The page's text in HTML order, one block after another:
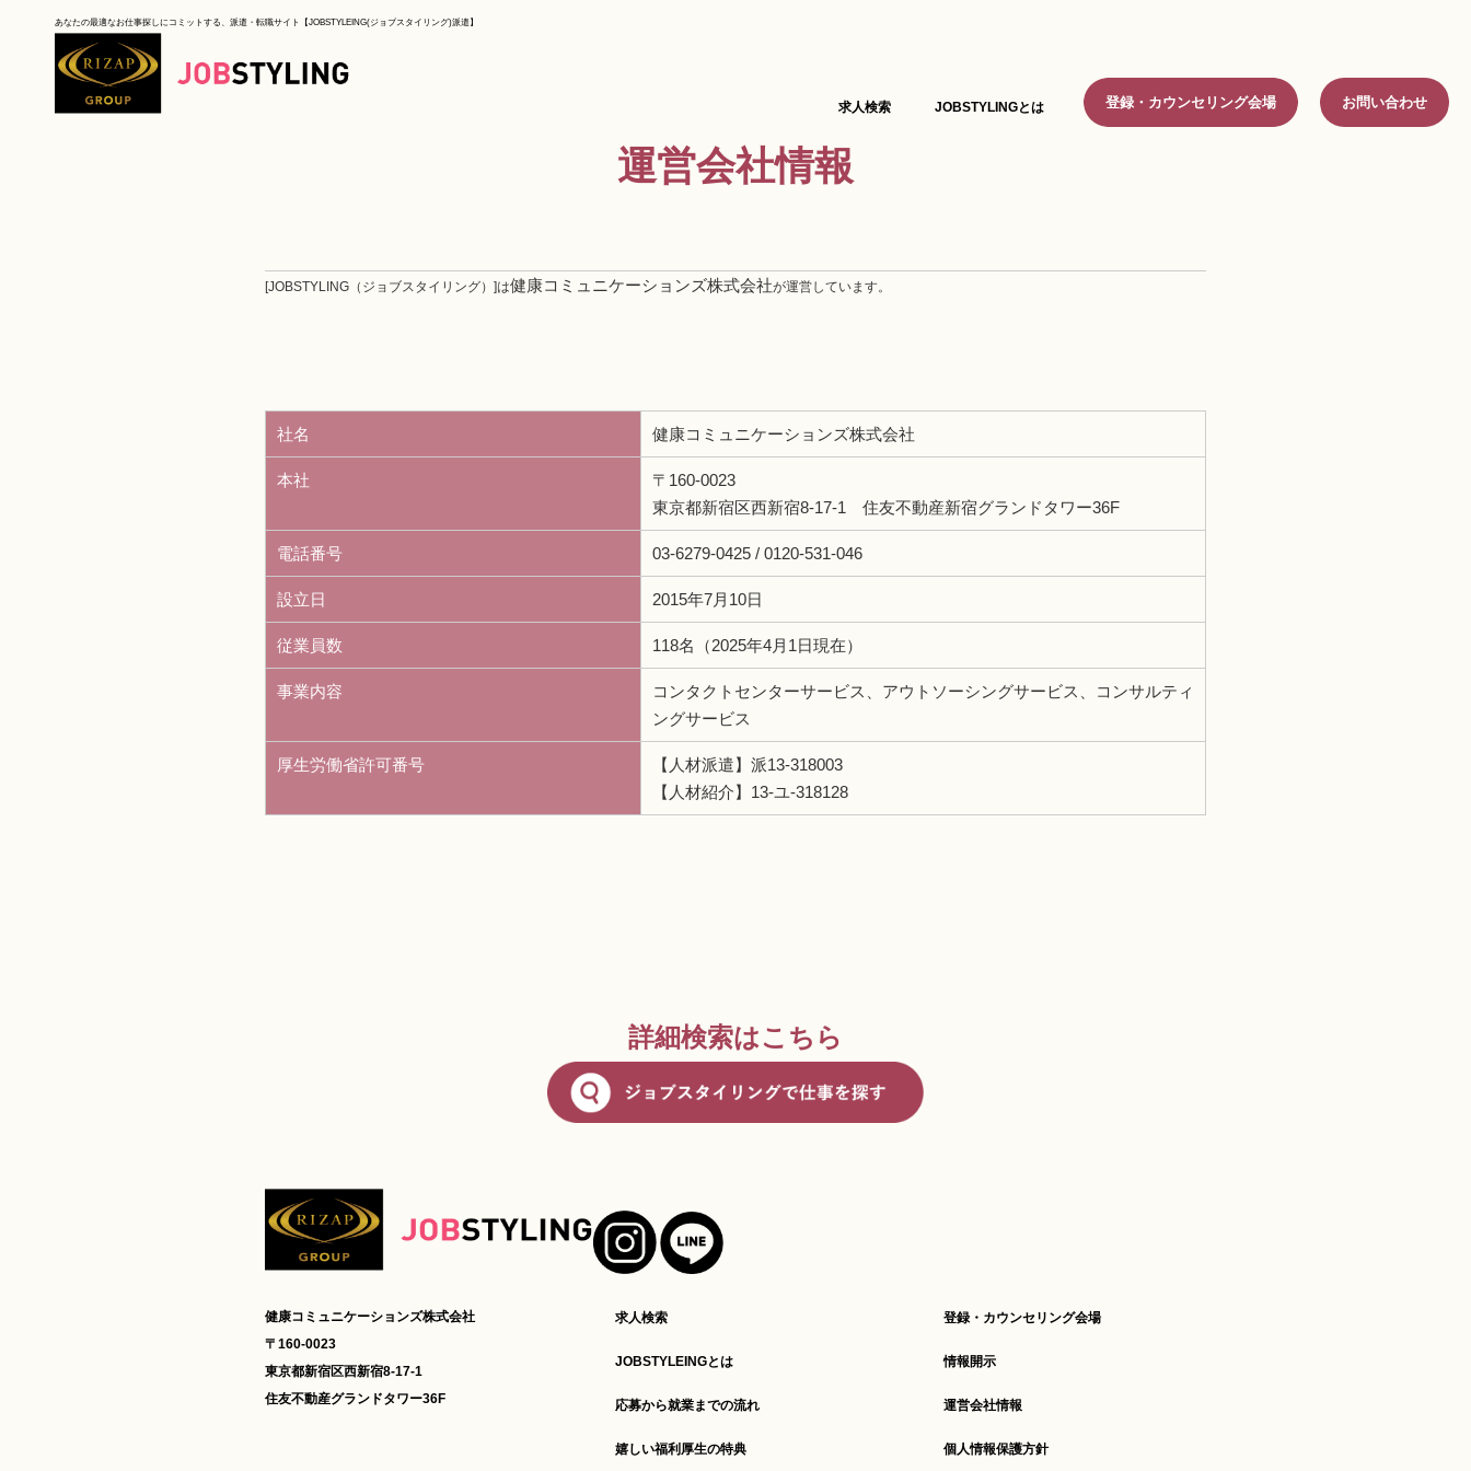
あなたの最適なお仕事探しにコミットする、派遣・転職サイト【JOBSTYLEING(ジョブスタイリング)派遣】
登録・カウンセリング会場 お問い合わせ
求人検索 JOBSTYLINGとは
運営会社情報
[JOBSTYLING（ジョブスタイリング）]は健康コミュニケーションズ株式会社が運営しています。
社名 健康コミュニケーションズ株式会社
本社
〒160-0023
東京都新宿区西新宿8-17-1 住友不動産新宿グランドタワー36F
電話番号 03-6279-0425 / 0120-531-046
設立日 2015年7月10日
従業員数 118名（2025年4月1日現在）
事業内容
コンタクトセンターサービス、アウトソーシングサービス、コンサルティ
ングサービス
厚生労働省許可番号
【人材派遣】派13-318003
【人材紹介】13-ユ-318128
詳細検索はこちら
健康コミュニケーションズ株式会社
〒160‐0023
東京都新宿区西新宿8‐17‐1
住友不動産グランドタワー36F
求人検索
JOBSTYLEINGとは
応募から就業までの流れ
嬉しい福利厚生の特典
登録・カウンセリング会場
情報開示
運営会社情報
個人情報保護方針